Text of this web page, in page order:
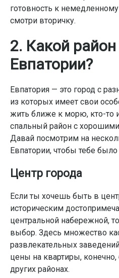
готовность к
смотри вторичку.
2. Какой
Евпатории?
Евпатория — это город с
из которых имеет свои
жить ближе к морю, кто-то
спальный район с
Давай посмотрим на
Евпатории, чтобы тебе
Центр города
Если ты хочешь быть в
историческим
центральной набережной,
выбор. Здесь множество
развлекательных
цены на квартиры,
других районах.